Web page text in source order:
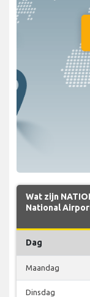
Wat zijn
National
Dag
Maandag
Dinsdag